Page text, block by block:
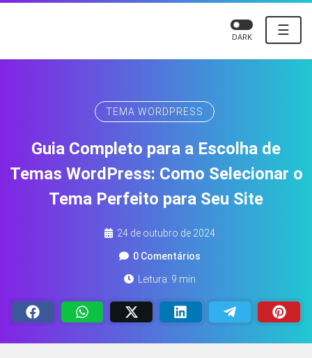
☰
DARK
TEMA WORDPRESS
Guia Completo para a Escolha de
Temas WordPress: Como Selecionar o
Tema Perfeito para Seu Site
24 de outubro de 2024
0 Comentários
Leitura: 9 min